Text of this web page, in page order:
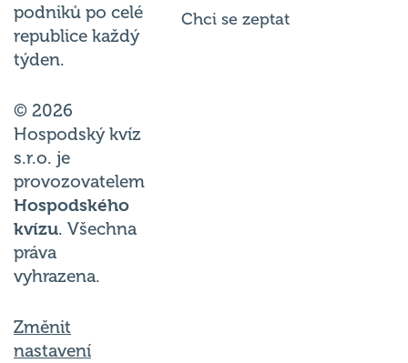
podniků po celé
republice každý
týden.
© 2026
Hospodský kvíz
s.r.o. je
provozovatelem
Hospodského
kvízu. Všechna
práva
vyhrazena.
Změnit
nastavení
Chci se zeptat